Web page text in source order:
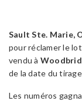
Sault Ste. Marie,
pour réclamer le
vendu à
de la date du
Les numéros